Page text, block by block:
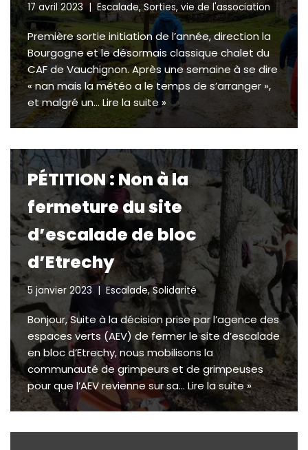
17 avril 2023 Escalade,Sorties,vie de l'association
Première sortie initiation de l’année, direction la
Bourgogne et le désormais classique chalet du
CAF de Vauchignon. Après une semaine à se dire
« nan mais la météo a le temps de s’arranger »,
et malgré un… Lire la suite »
PÉTITION : Non à la
fermeture du site
d’escalade de bloc
d’Etrechy
5 janvier 2023 Escalade,Solidarité
Bonjour, Suite à la décision prise par l’agence des
espaces verts (AEV) de fermer le site d’escalade
en bloc d’Etrechy, nous mobilisons la
communauté de grimpeurs et de grimpeuses
pour que l’AEV revienne sur sa… Lire la suite »